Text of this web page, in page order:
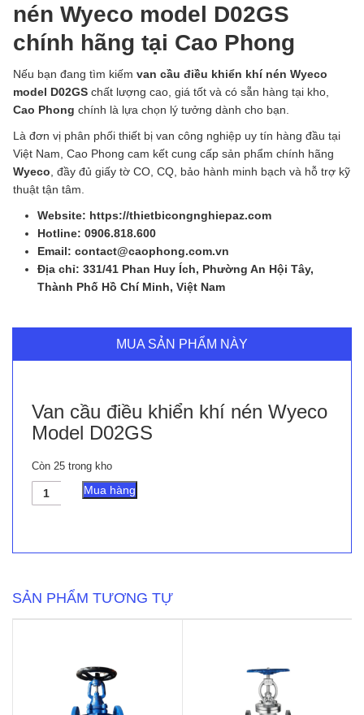
nén Wyeco model D02GS
chính hãng tại Cao Phong
Nếu bạn đang tìm kiếm van cầu điều khiển khí nén Wyeco
model D02GS chất lượng cao, giá tốt và có sẵn hàng tại kho,
Cao Phong chính là lựa chọn lý tưởng dành cho bạn.
Là đơn vị phân phối thiết bị van công nghiệp uy tín hàng đầu tại
Việt Nam, Cao Phong cam kết cung cấp sản phẩm chính hãng
Wyeco , đầy đủ giấy tờ CO, CQ, bảo hành minh bạch và hỗ trợ kỹ
thuật tận tâm.
Website: https://thietbicongnghiepaz.com
Hotline: 0906.818.600
Email: contact@caophong.com.vn
Địa chỉ: 331/41 Phan Huy Ích, Phường An Hội Tây,
Thành Phố Hồ Chí Minh, Việt Nam
MUA SẢN PHẨM NÀY
Van cầu điều khiển khí nén Wyeco
Model D02GS
Còn 25 trong kho
Van
cầu
D02GS
số
Mua hàng
SẢN PHẨM TƯƠNG TỰ